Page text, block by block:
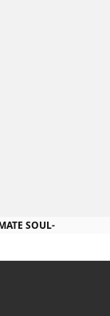
SOUL-